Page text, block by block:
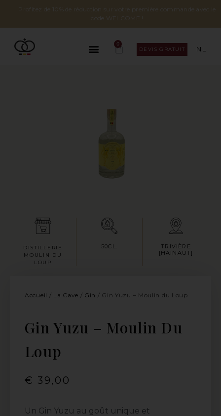
Profitez de 10% de réduction sur votre première commande avec le
code WELCOME !
0
DEVIS GRATUIT NL
DISTILLERIE
MOULIN DU
LOUP
50CL.
TRIVIÈRE
[HAINAUT]
Accueil / La Cave / Gin / Gin Yuzu – Moulin du Loup
Gin Yuzu – Moulin Du
Loup
€ 39,00
Un Gin Yuzu au goût unique et